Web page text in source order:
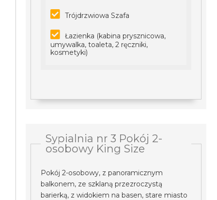
Trójdrzwiowa Szafa
Łazienka (kabina prysznicowa,
umywalka, toaleta, 2 ręczniki,
kosmetyki)
Sypialnia nr 3 Pokój 2-
osobowy King Size
Pokój 2-osobowy, z panoramicznym
balkonem, ze szklaną przezroczystą
barierką, z widokiem na basen, stare miasto